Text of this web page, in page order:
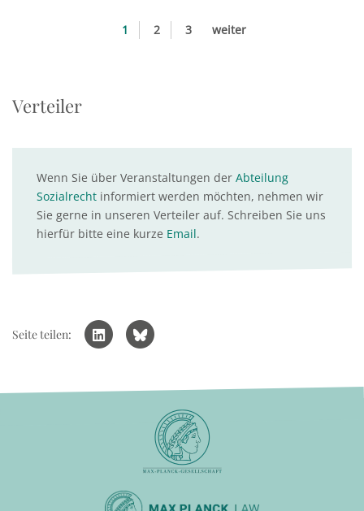
1 2 3 weiter
Verteiler
Wenn Sie über Veranstaltungen der Abteilung
Sozialrecht informiert werden möchten, nehmen wir
Sie gerne in unseren Verteiler auf. Schreiben Sie uns
hierfür bitte eine kurze Email.
Seite teilen: